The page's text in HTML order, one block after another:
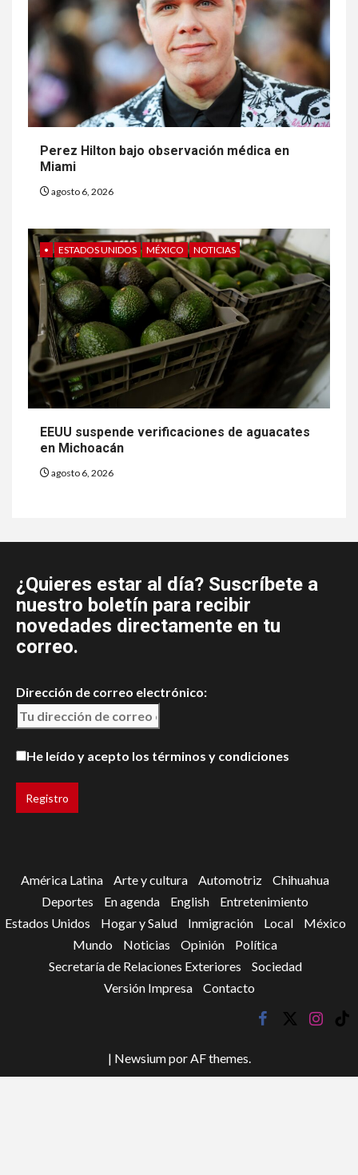
Perez Hilton bajo observación médica en
Miami
agosto 6, 2026
• ESTADOS UNIDOS MÉXICO NOTICIAS
EEUU suspende verificaciones de aguacates
en Michoacán
agosto 6, 2026
¿Quieres estar al día? Suscríbete a
nuestro boletín para recibir
novedades directamente en tu
correo.
Dirección de correo electrónico:
He leído y acepto los términos y condiciones
América Latina Arte y cultura Automotriz
Chihuahua
Deportes
En agenda English
Entretenimiento
Estados Unidos
Hogar y Salud Inmigración Local
México
Mundo
Noticias Opinión
Política
Secretaría de Relaciones Exteriores
Sociedad
Versión Impresa
Contacto
facebook
twitter
tik
| Newsiumpor AF themes.